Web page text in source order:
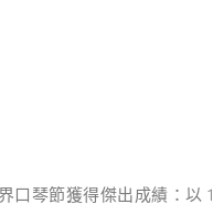
口琴節獲得傑出成績：以